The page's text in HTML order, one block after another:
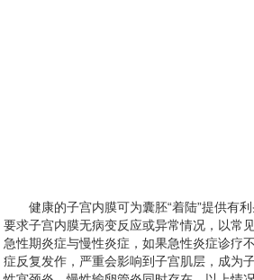
健康的子宫内膜可为囊胚“着陆”提供有
要求子宫内膜无病变反应或异常情况，以常
急性期炎症与慢性炎症，如果急性炎症诊疗
症反复发作，严重会影响到子宫肌层，成为